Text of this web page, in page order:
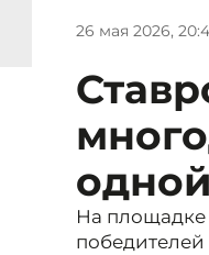
26 мая 2026,
На площадке
победителей